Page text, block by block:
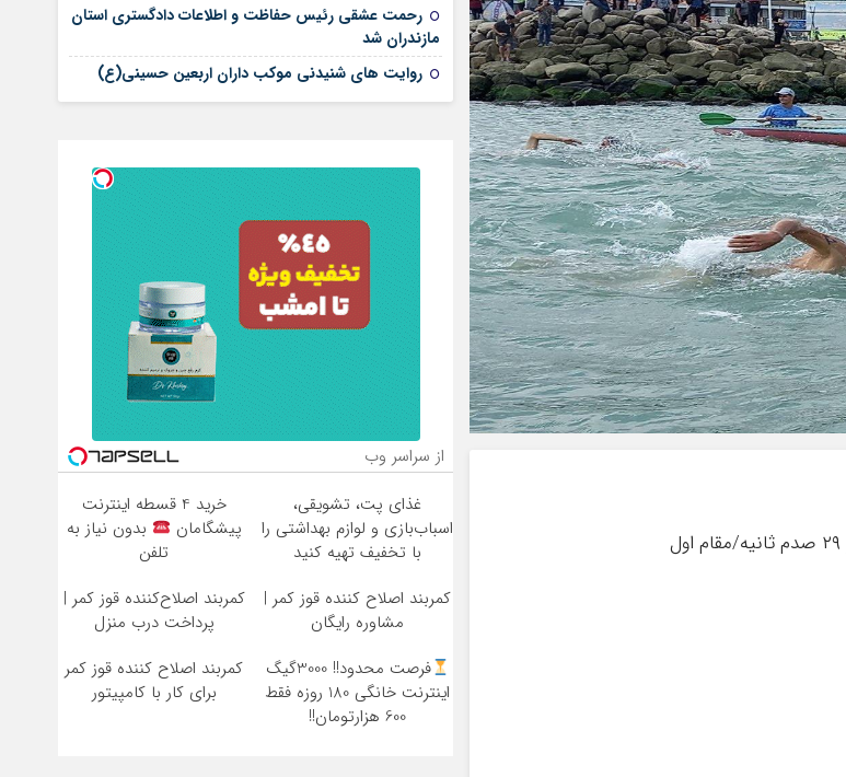
رحمت عشقی رئیس حفاظت و اطلاعات دادگستری استان
مازندران شد
روایت های شنیدنی موکب داران اربعین حسینی(ع)
از سراسر وب
غذای پت، تشویقی،
اسباب‌بازی و لوازم بهداشتی را
با تخفیف تهیه کنید
خرید 4 قسطه اینترنت
پیشگامان
بدون نیاز به
تلفن
کمربند اصلاح کننده قوز کمر |
مشاوره رایگان
کمربند اصلاح‌کننده قوز کمر |
پرداخت درب منزل
فرصت محدود!! 3000گیگ
اینترنت خانگی 180 روزه فقط
600 هزارتومان!!
کمربند اصلاح کننده قوز کمر
برای کار با کامپیتور